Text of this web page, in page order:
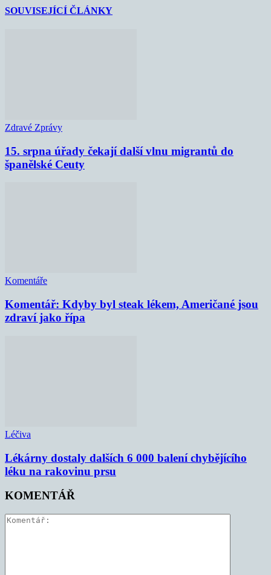
SOUVISEJÍCÍ ČLÁNKY
Zdravé Zprávy
15. srpna úřady čekají další vlnu migrantů do
španělské Ceuty
Komentáře
Komentář: Kdyby byl steak lékem, Američané jsou
zdraví jako řípa
Léčiva
Lékárny dostaly dalších 6 000 balení chybějícího
léku na rakovinu prsu
KOMENTÁŘ